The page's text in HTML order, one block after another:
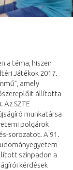
a téma, hiszen
Játékok 2017.
amely
állította
. Az SZTE
munkatársa
polgárok
sorozatot. A 91.
színpadon a
kérdések